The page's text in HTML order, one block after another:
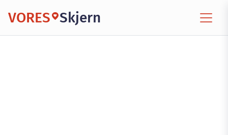
VORES Skjern